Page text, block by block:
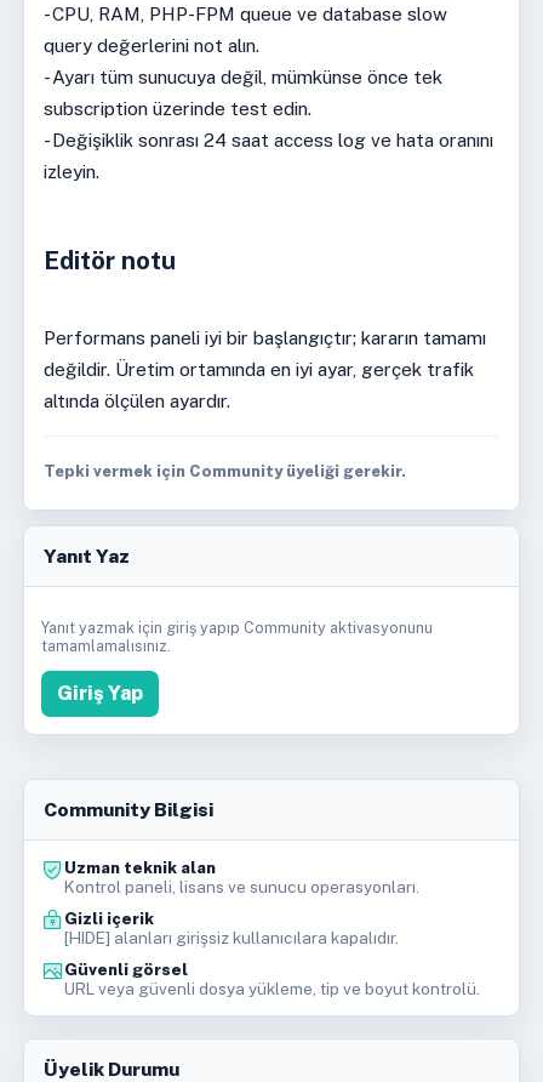
- CPU, RAM, PHP-FPM queue ve database slow
query değerlerini not alın.
- Ayarı tüm sunucuya değil, mümkünse önce tek
subscription üzerinde test edin.
- Değişiklik sonrası 24 saat access log ve hata oranını
izleyin.
Editör notu
Performans paneli iyi bir başlangıçtır; kararın tamamı
değildir. Üretim ortamında en iyi ayar, gerçek trafik
altında ölçülen ayardır.
Tepki vermek için Community üyeliği gerekir.
Yanıt Yaz
Yanıt yazmak için giriş yapıp Community aktivasyonunu
tamamlamalısınız.
Giriş Yap
Community Bilgisi
Uzman teknik alan
Kontrol paneli, lisans ve sunucu operasyonları.
Gizli içerik
[HIDE] alanları girişsiz kullanıcılara kapalıdır.
Güvenli görsel
URL veya güvenli dosya yükleme, tip ve boyut kontrolü.
Üyelik Durumu